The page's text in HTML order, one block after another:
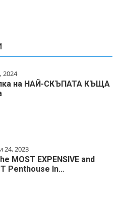
2024
на НАЙ-СКЪПАТА КЪЩА
24, 2023
MOST EXPENSIVE and
Penthouse In…